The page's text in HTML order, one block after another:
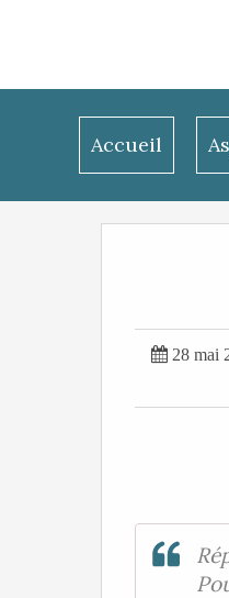
Accueil
 28 mai